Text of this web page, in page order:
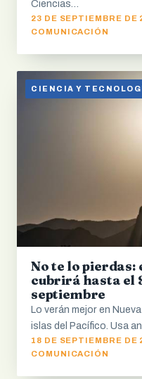
Ciencias…
23 DE SEPTIEMBRE DE
COMUNICACIÓN
CIENCIA Y
No te lo
cubrirá hasta el
septiembre
Lo verán mejor en
islas del Pacífico. Usa
18 DE SEPTIEMBRE DE
COMUNICACIÓN